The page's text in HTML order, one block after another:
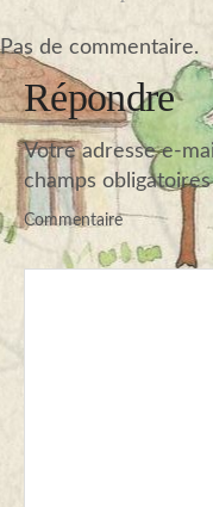
Pas de commentaire.
Répondre
Votre adresse e-
champs
Commentaire